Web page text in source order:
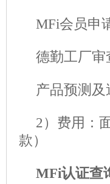
MFi会员申
德勤工厂审
产品预测
2）费用：
款）
MFi认证查